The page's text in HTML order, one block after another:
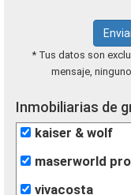
* Tus datos son
mensaje,
Inmobiliarias de
kaiser & wolf
maserworld
vivacosta